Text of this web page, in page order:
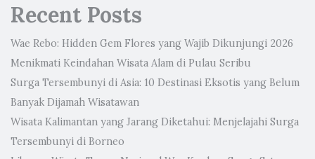
Recent Posts
Wae Rebo: Hidden Gem Flores yang Wajib Dikunjungi 2026
Menikmati Keindahan Wisata Alam di Pulau Seribu
Surga Tersembunyi di Asia: 10 Destinasi Eksotis yang Belum
Banyak Dijamah Wisatawan
Wisata Kalimantan yang Jarang Diketahui: Menjelajahi Surga
Tersembunyi di Borneo